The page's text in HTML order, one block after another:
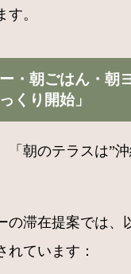
。
・朝ごはん・朝
くり開始」
「朝のテラスは”
の滞在提案では、
れています：